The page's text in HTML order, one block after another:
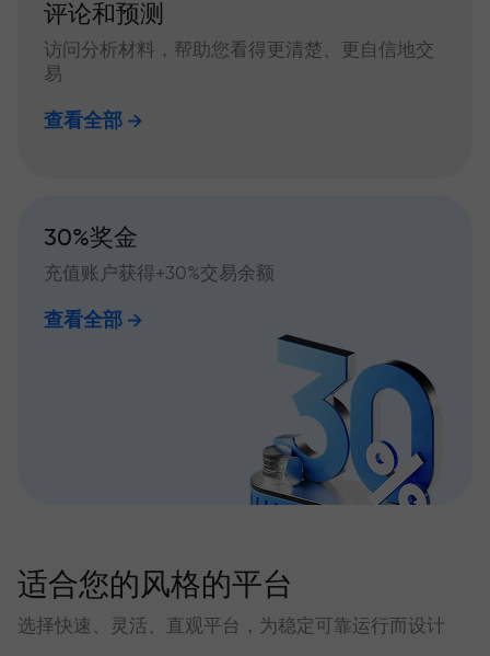
评论和预测
访问分析材料，帮助您看得更清楚、更自信地交
易
查看全部
30%奖金
充值账户获得+30%交易余额
查看全部
适合您的风格的平台
选择快速、灵活、直观平台，为稳定可靠运行而设计